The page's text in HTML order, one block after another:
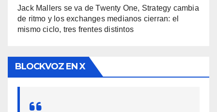
Jack Mallers se va de Twenty One, Strategy cambia
de ritmo y los exchanges medianos cierran: el
mismo ciclo, tres frentes distintos
BLOCKVOZ EN X